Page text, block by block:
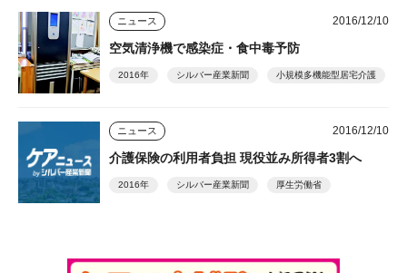
ニュース 2016/12/10
空気清浄機で感染症・食中毒予防
2016年 シルバー産業新聞 小規模多機能型居宅介護
ニュース 2016/12/10
介護保険の利用者負担 現役並み所得者3割へ
2016年 シルバー産業新聞 厚生労働省